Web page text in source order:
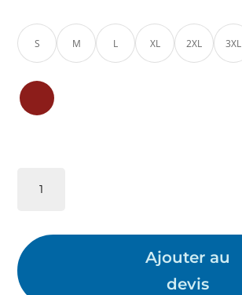
S M L XL 2XL 3XL
TRUCK
TAHITI
Ajouter au
devis